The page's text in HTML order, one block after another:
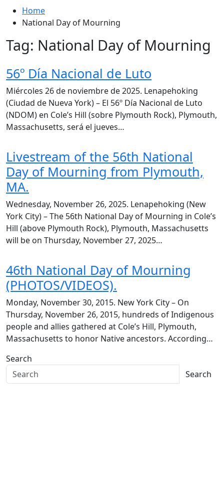
Home
National Day of Mourning
Tag: National Day of Mourning
56º Día Nacional de Luto
Miércoles 26 de noviembre de 2025. Lenapehoking
(Ciudad de Nueva York) – El 56º Día Nacional de Luto
(NDOM) en Cole’s Hill (sobre Plymouth Rock), Plymouth,
Massachusetts, será el jueves…
Livestream of the 56th National
Day of Mourning from Plymouth,
MA.
Wednesday, November 26, 2025. Lenapehoking (New
York City) – The 56th National Day of Mourning in Cole’s
Hill (above Plymouth Rock), Plymouth, Massachusetts
will be on Thursday, November 27, 2025…
46th National Day of Mourning
(PHOTOS/VIDEOS).
Monday, November 30, 2015. New York City – On
Thursday, November 26, 2015, hundreds of Indigenous
people and allies gathered at Cole’s Hill, Plymouth,
Massachusetts to honor Native ancestors. According…
Search
Search